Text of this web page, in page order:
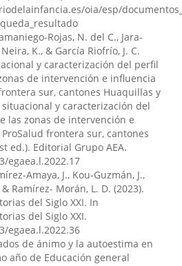
oia/esp/
Rojas, N. del C., Jara-
K., & García Riofrío, J. C.
y caracterización del perfil
de intervención e influencia
sur, cantones Huaquillas y
y caracterización del
las zonas de intervención e
frontera sur, cantones
ed.). Editorial Grupo AEA.
egaea.l.2022.17
Amaya, J., Kou-Guzmán, J.,
Ramírez- Morán, L. D. (2023).
del Siglo XXI. In
del Siglo XXI.
egaea.l.2022.36
de ánimo y la autoestima en
año de Educación general